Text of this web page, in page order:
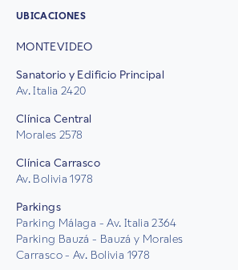
UBICACIONES
MONTEVIDEO
Sanatorio y Edificio Principal
Av. Italia 2420
Clínica Central
Morales 2578
Clínica Carrasco
Av. Bolivia 1978
Parkings
Parking Málaga - Av. Italia 2364
Parking Bauzá - Bauzá y Morales
Carrasco - Av. Bolivia 1978